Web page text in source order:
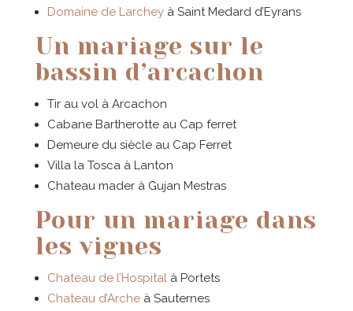
Domaine de Larcheyà Saint Medard d’Eyrans
Un mariage sur le
bassin d’arcachon
Tir au vol à Arcachon
Cabane Bartherotte au Cap ferret
Demeure du siècle au Cap Ferret
Villa la Tosca à Lanton
Chateau mader à Gujan Mestras
Pour un mariage dans
les vignes
Chateau de l’Hospitalà Portets
Chateau d’Archeà Sauternes